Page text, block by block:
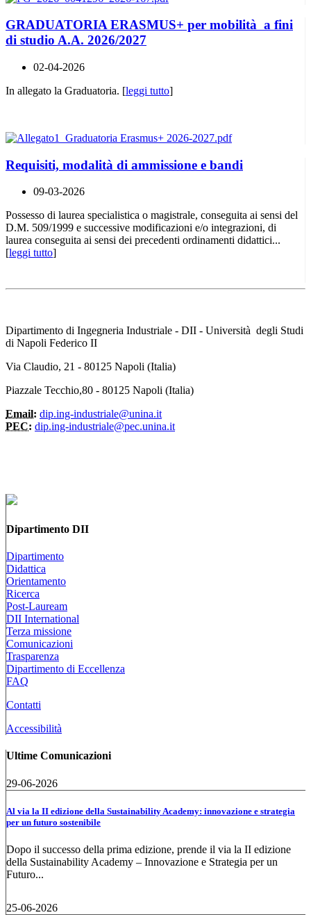
GRADUATORIA ERASMUS+ per mobilità a fini
di studio A.A. 2026/2027
02-04-2026
In allegato la Graduatoria. [leggi tutto]
Requisiti, modalità di ammissione e bandi
09-03-2026
Possesso di laurea specialistica o magistrale, conseguita ai sensi del
D.M. 509/1999 e successive modificazioni e/o integrazioni, di
laurea conseguita ai sensi dei precedenti ordinamenti didattici...
[leggi tutto]
Dipartimento di Ingegneria Industriale - DII - Università degli Studi
di Napoli Federico II
Via Claudio, 21 - 80125 Napoli (Italia)
Piazzale Tecchio,80 - 80125 Napoli (Italia)
Email: dip.ing-industriale@unina.it
PEC: dip.ing-industriale@pec.unina.it
Dipartimento DII
Dipartimento
Didattica
Orientamento
Ricerca
Post-Lauream
DII International
Terza missione
Comunicazioni
Trasparenza
Dipartimento di Eccellenza
FAQ
Contatti
Accessibilità
Ultime Comunicazioni
29-06-2026
Al via la II edizione della Sustainability Academy: innovazione e strategia
per un futuro sostenibile
Dopo il successo della prima edizione, prende il via la II edizione
della Sustainability Academy – Innovazione e Strategia per un
Futuro...
25-06-2026